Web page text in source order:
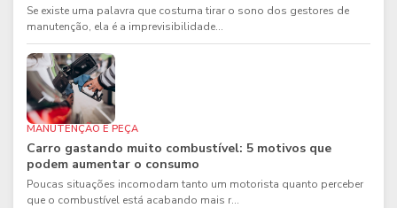
Se existe uma palavra que costuma tirar o sono dos gestores de
manutenção, ela é a imprevisibilidade...
MANUTENÇÃO E PEÇA
Carro gastando muito combustível: 5 motivos que
podem aumentar o consumo
Poucas situações incomodam tanto um motorista quanto perceber
que o combustível está acabando mais r...